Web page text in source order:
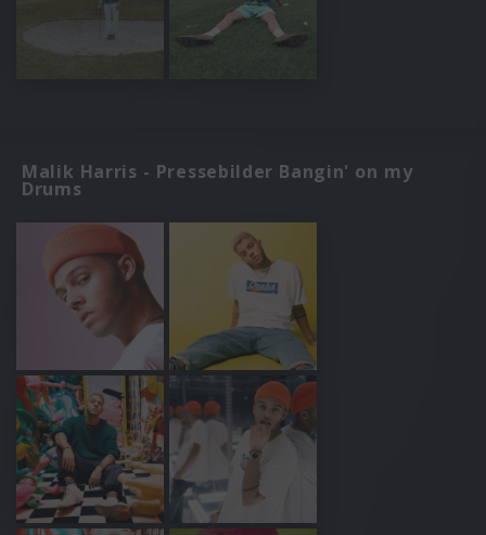
Malik Harris - Pressebilder Bangin' on my
Drums